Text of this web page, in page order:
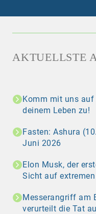
AKTUELLSTE
Komm mit uns auf
deinem Leben zu!
Fasten: Ashura
Juni 2026
Elon Musk, der
Sicht auf
Messerangriff am
verurteilt die Tat